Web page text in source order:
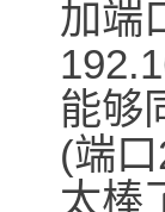
加端
能够
(端
太棒